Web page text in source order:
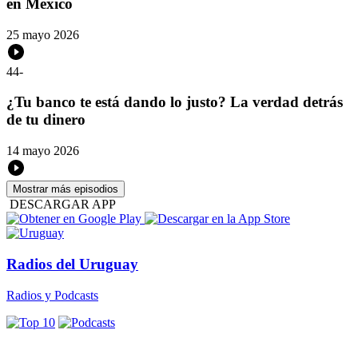
en México
25 mayo 2026
44-
¿Tu banco te está dando lo justo? La verdad detrás
de tu dinero
14 mayo 2026
Mostrar más episodios
DESCARGAR APP
Radios del Uruguay
Radios y Podcasts